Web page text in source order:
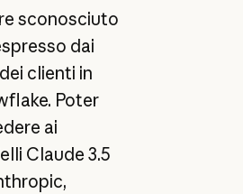
sconosciuto
dai
clienti in
Poter
ai
Claude 3.5